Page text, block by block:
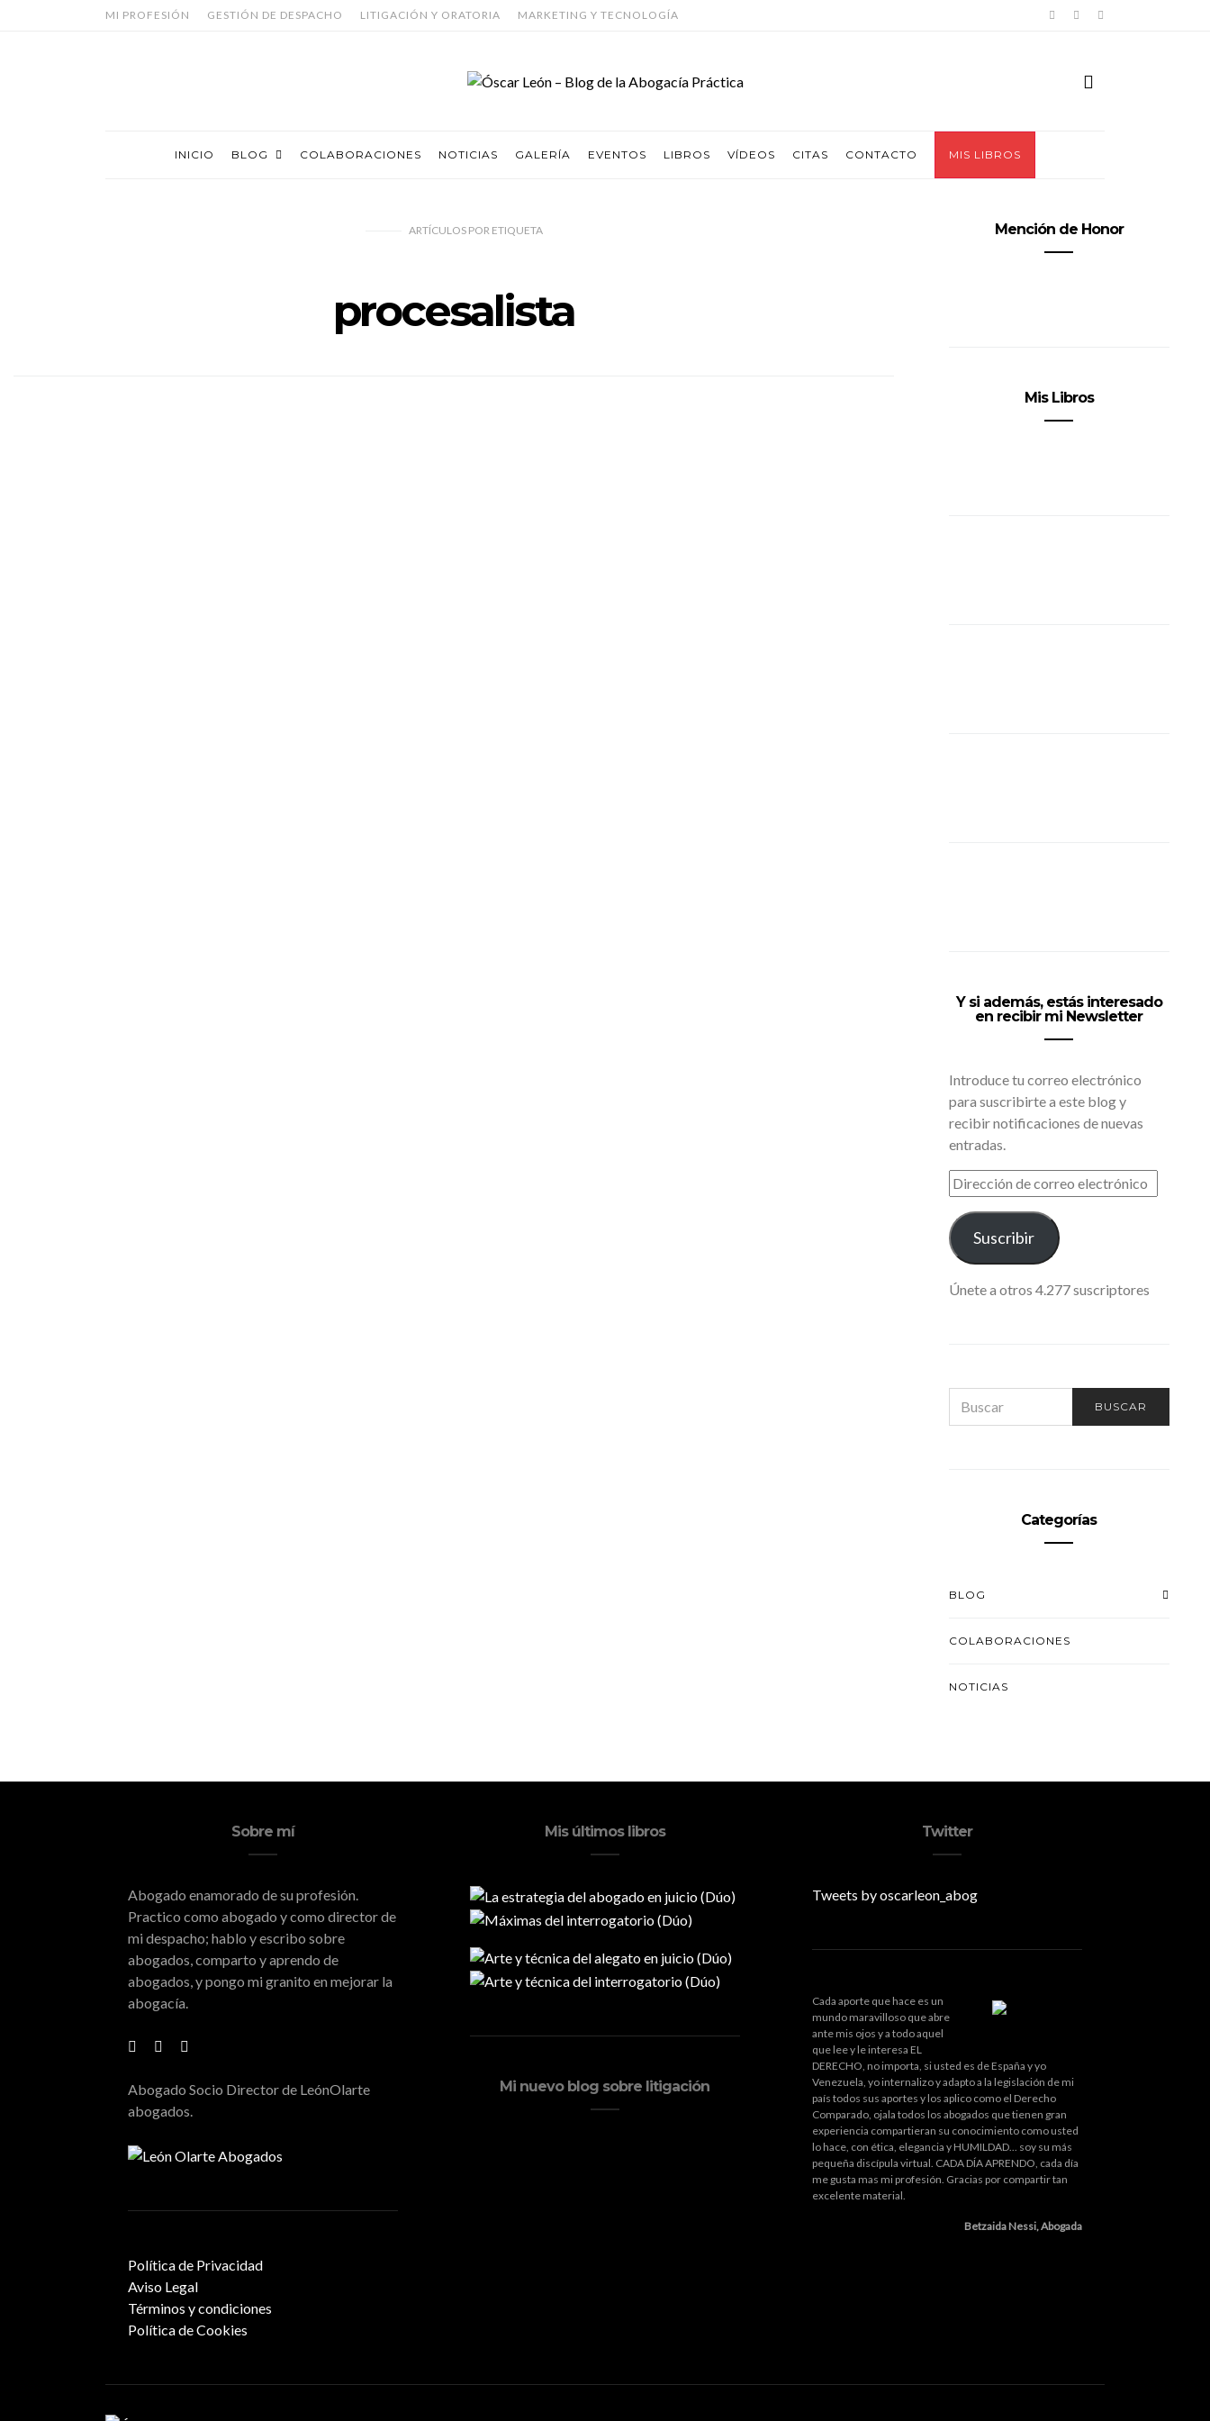
MI PROFESIÓN GESTIÓN DE DESPACHO LITIGACIÓN Y ORATORIA MARKETING Y TECNOLOGÍA
INICIO BLOG COLABORACIONES NOTICIAS GALERÍA EVENTOS LIBROS VÍDEOS CITAS CONTACTO MIS LIBROS
ARTÍCULOS PORETIQUETA
procesalista
Mención de Honor
Mis Libros
Y si además, estás interesado
en recibir mi Newsletter
Introduce tu correo electrónico
para suscribirte a este blog y
recibir notificaciones de nuevas
entradas.
DIRECCIÓN
DE
CORREO
ELECTRÓNICO
Suscribir
Únete a otros 4.277 suscriptores
FOR:
BUSCAR
Categorías
BLOG
COLABORACIONES
NOTICIAS
Sobre mí
Abogado enamorado de su profesión.
Practico como abogado y como director de
mi despacho; hablo y escribo sobre
abogados, comparto y aprendo de
abogados, y pongo mi granito en mejorar la
abogacía.
Abogado Socio Director de LeónOlarte
abogados.
Política de Privacidad
Aviso Legal
Términos y condiciones
Política de Cookies
Mis últimos libros
Mi nuevo blog sobre litigación
Twitter
Tweets by oscarleon_abog
Cada aporte que hace es un
mundo maravilloso que abre
ante mis ojos y a todo aquel
que lee y le interesa EL
DERECHO, no importa, si usted es de España y yo
Venezuela, yo internalizo y adapto a la legislación de mi
país todos sus aportes y los aplico como el Derecho
Comparado, ojala todos los abogados que tienen gran
experiencia compartieran su conocimiento como usted
lo hace, con ética, elegancia y HUMILDAD... soy su más
pequeña discípula virtual. CADA DÍA APRENDO, cada día
me gusta mas mi profesión. Gracias por compartir tan
excelente material.
Betzaida Nessi, Abogada